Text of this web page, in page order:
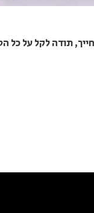
תודה לקל על כל